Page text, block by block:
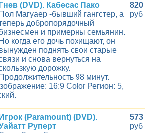
Гнев (DVD). Кабесас Пако
Пол Магуаер -бывший гангстер, а
добропорядочный
бизнесмен и примерны семьянин.
Но когда его дочь похищают, он
вынужден поднять свои старые
и снова вернуться на
дорожку.
Продолжительность 98 минут.
16:9 Color Регион: 5,
820
руб
Игрок (Paramount) (DVD).
Руперт
573
руб